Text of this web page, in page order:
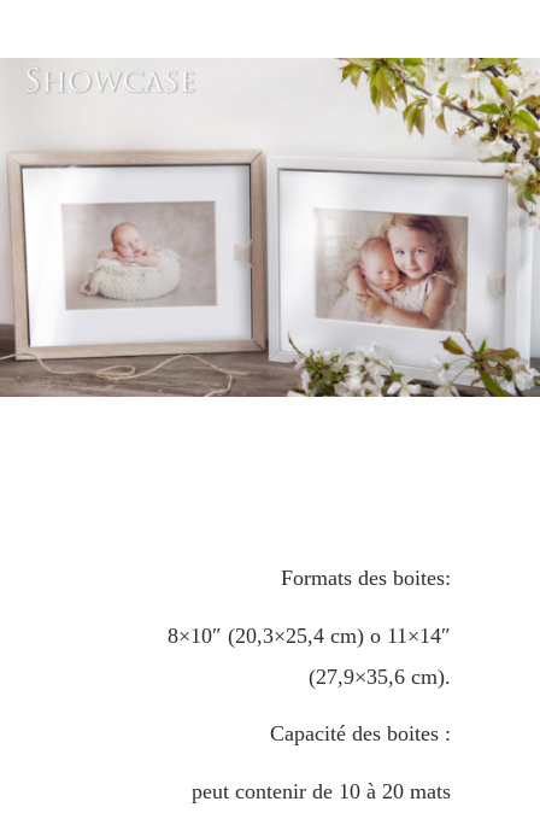
Formats des boites:
8×10″ (20,3×25,4 cm) o 11×14″
(27,9×35,6 cm).
Capacité des boites :
peut contenir de 10 à 20 mats